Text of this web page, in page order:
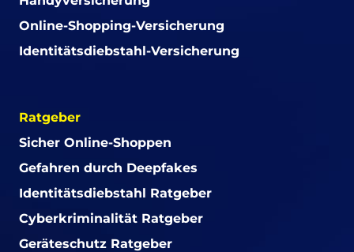
Online-Shopping-Versicherung
Identitätsdiebstahl-Versicherung
Ratgeber
Sicher Online-Shoppen
Gefahren durch Deepfakes
Identitätsdiebstahl Ratgeber
Cyberkriminalität Ratgeber
Geräteschutz Ratgeber